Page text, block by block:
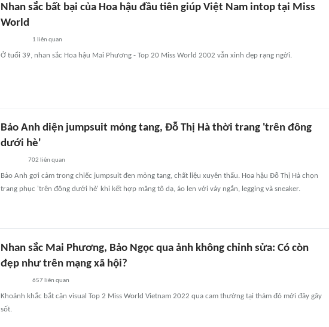
Nhan sắc bất bại của Hoa hậu đầu tiên giúp Việt Nam intop tại Miss
World
1 liên quan
Ở tuổi 39, nhan sắc Hoa hậu Mai Phương - Top 20 Miss World 2002 vẫn xinh đẹp rạng ngời.
Bảo Anh diện jumpsuit mỏng tang, Đỗ Thị Hà thời trang 'trên đông
dưới hè'
702 liên quan
Bảo Anh gợi cảm trong chiếc jumpsuit đen mỏng tang, chất liệu xuyên thấu. Hoa hậu Đỗ Thị Hà chọn
trang phục 'trên đông dưới hè' khi kết hợp măng tô dạ, áo len với váy ngắn, legging và sneaker.
Nhan sắc Mai Phương, Bảo Ngọc qua ảnh không chỉnh sửa: Có còn
đẹp như trên mạng xã hội?
657liên quan
Khoảnh khắc bắt cận visual Top 2 Miss World Vietnam 2022 qua cam thường tại thảm đỏ mới đây gây
sốt.